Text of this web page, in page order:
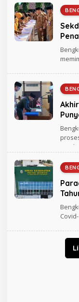
O
E
H
R
A
G
H
A
O
E
H
R
A
G
H
A
ke
O
E
H
R
A
G
H
A